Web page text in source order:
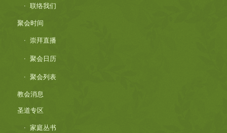
联络我们
聚会时间
崇拜直播
聚会日历
聚会列表
教会消息
圣道专区
家庭丛书